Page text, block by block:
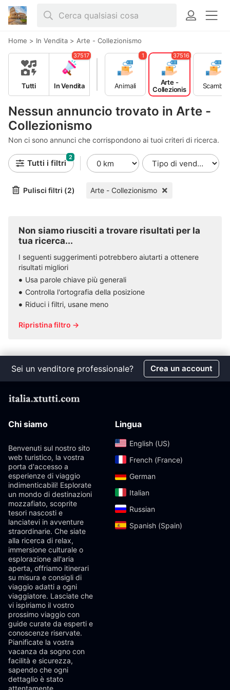
Home > In Vendita > Arte - Collezionismo
Nessun annuncio trovato in Arte -
Collezionismo
Non ci sono annunci che corrispondono ai tuoi criteri di ricerca.
Tutti In Vendita
37517
Animali
1
Arte -
Collezionis
mo
37516
Scambi
Tutti i filtri
2
Pulisci filtri (2) Arte - Collezionismo
Non siamo riusciti a trovare risultati per la
tua ricerca...
I seguenti suggerimenti potrebbero aiutarti a ottenere
risultati migliori
Usa parole chiave più generali
Controlla l'ortografia della posizione
Riduci i filtri, usane meno
Ripristina filtro →
Sei un venditore professionale? Crea un account
Chi siamo
Benvenuti sul nostro sito
web turistico, la vostra
porta d'accesso a
esperienze di viaggio
indimenticabili! Esplorate
un mondo di destinazioni
mozzafiato, scoprite
tesori nascosti e
lanciatevi in ​​avventure
straordinarie. Che siate
alla ricerca di relax,
immersione culturale o
esplorazione all'aria
aperta, offriamo itinerari
su misura e consigli di
viaggio adatti a ogni
viaggiatore. Lasciate che
vi ispiriamo il vostro
prossimo viaggio con
guide curate da esperti e
conoscenze riservate.
Pianificate la vostra
vacanza da sogno con
facilità e sicurezza,
sapendo che ogni
dettaglio è stato
attentamente
Lingua
English (US)‎
French (France)‎
German‎
Italian‎
Russian‎
Spanish (Spain)‎